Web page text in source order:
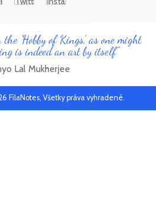
'Hobby of Kings', as one might
is indeed an art by itself"
Lal Mukherjee
FilaNotes, Všetky práva vyhradené.